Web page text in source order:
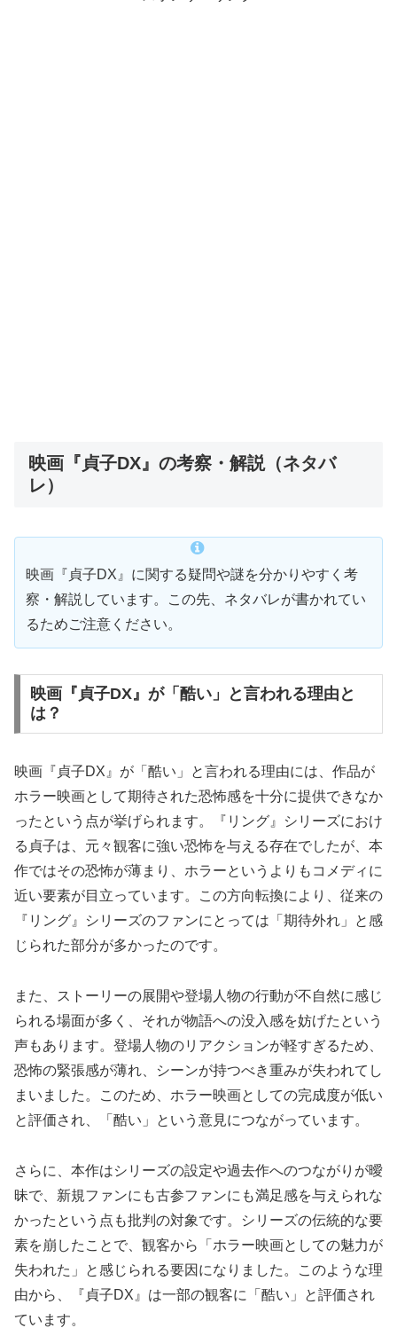
映画『貞子DX』の考察・解説（ネタバ
レ）
映画『貞子DX』に関する疑問や謎を分かりやすく考
察・解説しています。この先、ネタバレが書かれてい
るためご注意ください。
映画『貞子DX』が「酷い」と言われる理由と
は？
映画『貞子DX』が「酷い」と言われる理由には、作品が
ホラー映画として期待された恐怖感を十分に提供できなか
ったという点が挙げられます。『リング』シリーズにおけ
る貞子は、元々観客に強い恐怖を与える存在でしたが、本
作ではその恐怖が薄まり、ホラーというよりもコメディに
近い要素が目立っています。この方向転換により、従来の
『リング』シリーズのファンにとっては「期待外れ」と感
じられた部分が多かったのです。
また、ストーリーの展開や登場人物の行動が不自然に感じ
られる場面が多く、それが物語への没入感を妨げたという
声もあります。登場人物のリアクションが軽すぎるため、
恐怖の緊張感が薄れ、シーンが持つべき重みが失われてし
まいました。このため、ホラー映画としての完成度が低い
と評価され、「酷い」という意見につながっています。
さらに、本作はシリーズの設定や過去作へのつながりが曖
昧で、新規ファンにも古参ファンにも満足感を与えられな
かったという点も批判の対象です。シリーズの伝統的な要
素を崩したことで、観客から「ホラー映画としての魅力が
失われた」と感じられる要因になりました。このような理
由から、『貞子DX』は一部の観客に「酷い」と評価され
ています。